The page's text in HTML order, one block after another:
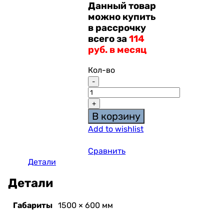
Данный товар
можно купить
в рассрочку
всего за114
руб. в месяц
Кол-во
В корзину
Add to wishlist
Сравнить
Детали
Детали
Габариты 1500 × 600 мм